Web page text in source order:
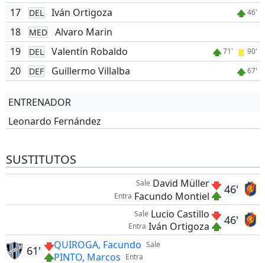
17
DEL Iván Ortigoza 46'
18 MED
Alvaro Marin
19
DEL Valentín Robaldo 71' 90'
20 DEF Guillermo Villalba 67'
ENTRENADOR
Leonardo Fernández
SUSTITUTOS
46'
Sale David Müller
Entra Facundo Montiel
46'
Sale Lucio Castillo
Entra Iván Ortigoza
Sale
QUIROGA, Facundo
Entra
PINTO, Marcos
61'